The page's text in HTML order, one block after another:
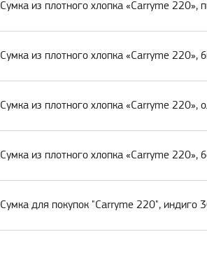
Сумка из плотного хлопка «Carryme 220»,
Сумка из плотного хлопка «Carryme 220»,
Сумка из плотного хлопка «Carryme 220»,
Сумка из плотного хлопка «Carryme 220»,
Сумка для покупок "Carryme 220", индиго